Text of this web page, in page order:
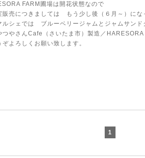
FARM圃場は開花状態なので
販売につきましては もう少し後（６月～）にな
シェでは ブルーベリージャムとジャムサンド
さんCafe（さいたま市）製造／HARESORA
よろしくお願い致します。
1